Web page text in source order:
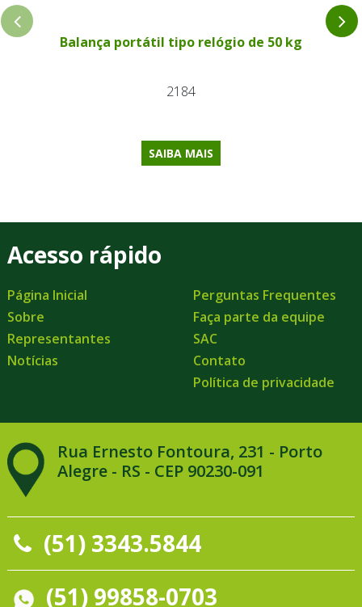
Balança portátil tipo relógio de 50 kg
2184
SAIBA MAIS
Acesso rápido
Página Inicial
Sobre
Representantes
Notícias
Perguntas Frequentes
Faça parte da equipe
SAC
Contato
Política de privacidade
Rua Ernesto Fontoura, 231 - Porto
Alegre - RS - CEP 90230-091
(51) 3343.5844
(51) 99858-0703